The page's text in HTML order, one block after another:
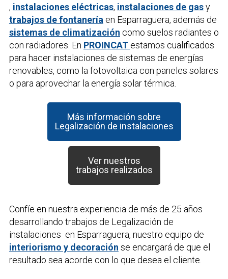
, instalaciones eléctricas, instalaciones de gasy
trabajos de fontanería en Esparraguera, además de
sistemas de climatización como suelos radiantes o
con radiadores. En PROINCAT estamos cualificados
para hacer instalaciones de sistemas de energías
renovables, como la fotovoltaica con paneles solares
o para aprovechar la energía solar térmica.
Más información sobre
Legalización de instalaciones
Ver nuestros
trabajos realizados
Confíe en nuestra experiencia de más de 25 años
desarrollando trabajos de Legalización de
instalaciones en Esparraguera, nuestro equipo de
interiorismo y decoración se encargará de que el
resultado sea acorde con lo que desea el cliente.